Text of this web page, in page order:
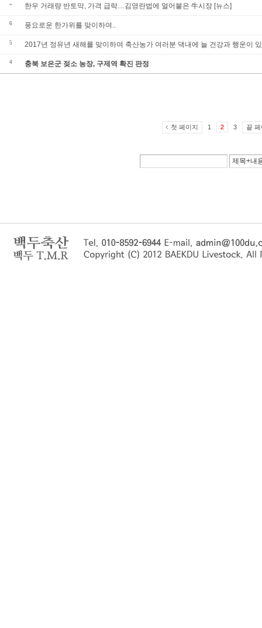
» 한우 거래량 반토막, 가격 급락…김영란법에 얼어붙은 牛시장 [뉴스]
6 풍요로운 한가위를 맞이하여..
5 2017년 정유년 새해를 맞이하여 축산농가 여러분 댁내에 늘 건강과 행운이
4 충북 보은군 젖소 농장, 구제역 확진 판정
첫 페이지 1 2 3 끝